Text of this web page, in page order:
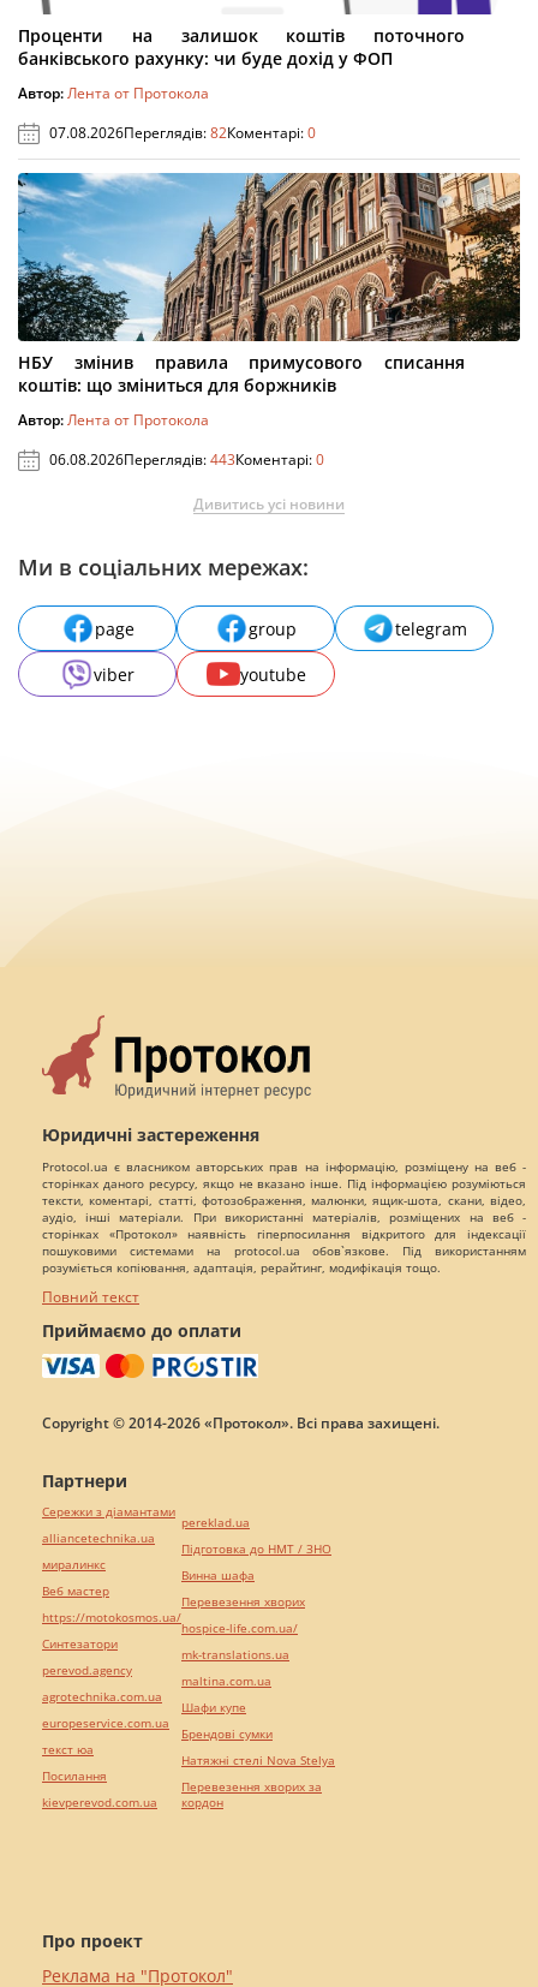
Проценти на залишок коштів поточного
банківського рахунку: чи буде дохід у ФОП
Автор:Лента от Протокола
07.08.2026Переглядів:82Коментарі:0
НБУ змінив правила примусового списання
коштів: що зміниться для боржників
Автор:Лента от Протокола
06.08.2026Переглядів:443Коментарі:0
Дивитись усі новини
Ми в соціальних мережах:
page group
telegram
viber
youtube
Юридичні застереження
Protocol.ua є власником авторських прав на інформацію, розміщену на веб -
сторінках даного ресурсу, якщо не вказано інше. Під інформацією розуміються
тексти, коментарі, статті, фотозображення, малюнки, ящик-шота, скани, відео,
аудіо, інші матеріали. При використанні матеріалів, розміщених на веб -
сторінках «Протокол» наявність гіперпосилання відкритого для індексації
пошуковими системами на protocol.ua обов`язкове. Під використанням
розуміється копіювання, адаптація, рерайтинг, модифікація тощо.
Повний текст
Приймаємо до оплати
Copyright © 2014-2026 «Протокол». Всі права захищені.
Про проект
Реклама на "Протокол"
Партнери
Сережки з діамантами
alliancetechnika.ua
миралинкс
Веб мастер
https://motokosmos.ua/
Синтезатори
perevod.agency
agrotechnika.com.ua
europeservice.com.ua
текст юа
Посилання
kievperevod.com.ua
pereklad.ua
Підготовка до НМТ / ЗНО
Винна шафа
Перевезення хворих
hospice-life.com.ua/
mk-translations.ua
maltina.com.ua
Шафи купе
Брендові сумки
Натяжні стелі Nova Stelya
Перевезення хворих за
кордон